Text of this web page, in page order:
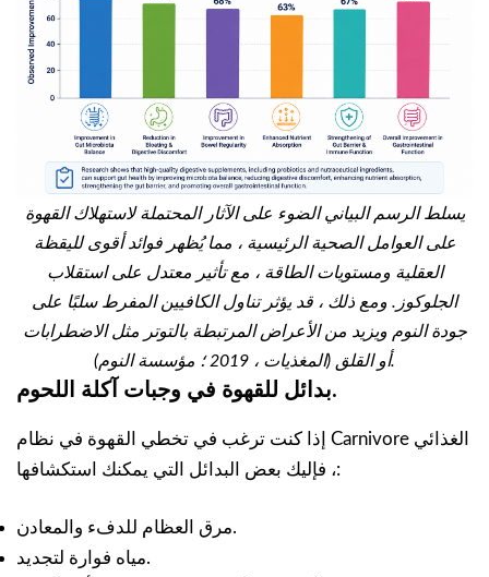
يسلط الرسم البياني الضوء على الآثار المحتملة لاستهلاك القهوة
على العوامل الصحية الرئيسية ، مما يُظهر فوائد أقوى لليقظة
العقلية ومستويات الطاقة ، مع تأثير معتدل على استقلاب
الجلوكوز. ومع ذلك ، قد يؤثر تناول الكافيين المفرط سلبًا على
جودة النوم ويزيد من الأعراض المرتبطة بالتوتر مثل الاضطرابات
أو القلق (المغذيات ، 2019 ؛ مؤسسة النوم).
بدائل للقهوة في وجبات آكلة اللحوم.
إذا كنت ترغب في تخطي القهوة في نظام Carnivore الغذائي
، فإليك بعض البدائل التي يمكنك استكشافها:
مرق العظام للدفء والمعادن.
مياه فوارة لتجديد.